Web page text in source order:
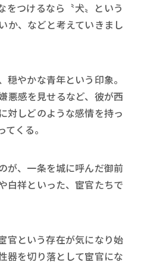
をつけるなら〝犬〟という
か、などと考えていきまし
やかな青年という印象。
悪感を見せるなど、彼が西
対しどのような感情を持っ
くる。
が、一条を城に呼んだ御前
白祥といった、宦官たちで
官という存在が気になり始
器を切り落として宦官にな